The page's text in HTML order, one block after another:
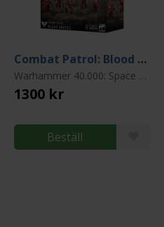
Combat Patrol: Blood Angels
Warhammer 40.000: Space Marines: Blood Angels
1300 kr
Beställ